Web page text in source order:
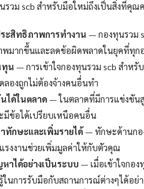
รวม scb สำหรับมือใหม่ถึงเป็นสิ่งที่คุณ
ะสิทธิภาพการทำงาน — กองทุนรวม
มากขึ้นและลดข้อผิดพลาดในยุคที่ทุก
ทุน — การเข้าใจกองทุนรวม scb สำห
ลองถูกไม่ต้องจ้างคนอื่นทำ
ได้ในตลาด — ในตลาดที่มีการแข่งขัน
มีข้อได้เปรียบเหนือคนอื่น
กษะและเพิ่มรายได้— ทักษะด้านกอ
รงงานช่วยเพิ่มมูลค่าให้กับตัวคุณ
าได้อย่างเป็นระบบ — เมื่อเข้าใจกอ
ในการรับมือกับสถานการณ์ต่างๆได้อย่